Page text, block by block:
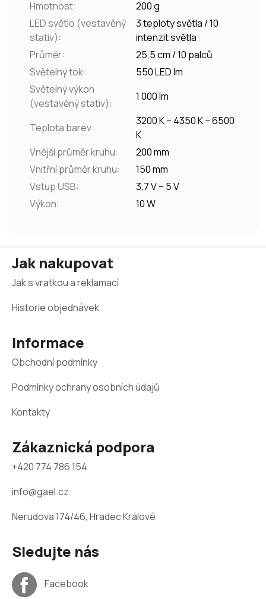
Hmotnost:
200 g
LED světlo (vestavěný
stativ):
3 teploty světla / 10
intenzit světla
Průměr:
25,5 cm / 10 palců
Světelný tok:
550 LED lm
Světelný výkon
(vestavěný stativ):
1 000 lm
Teplota barev:
3200 K – 4350 K – 6500
K
Vnější průměr kruhu:
200 mm
Vnitřní průměr kruhu:
150 mm
Vstup USB:
3,7 V – 5 V
Výkon: 10 W
Jak nakupovat
Jak s vratkou a reklamací
Historie objednávek
Informace
Obchodní podmínky
Podmínky ochrany osobních údajů
Kontakty
Zákaznická podpora
+420 774 786 154
info@gael.cz
Nerudova 174/46, Hradec Králové
Sledujte nás
Facebook